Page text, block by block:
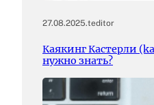
27.08.2025.teditor
Каякинг Кастерли
нужно знать?